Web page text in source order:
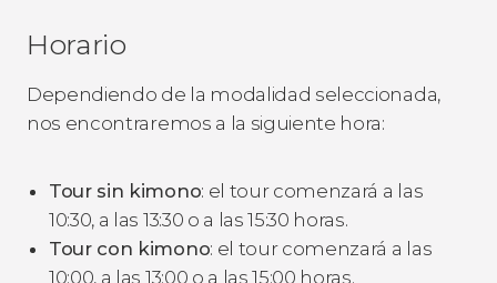
Horario
Dependiendo de la modalidad seleccionada,
nos encontraremos a la siguiente hora:
Tour sin kimono: el tour comenzará a las
10:30, a las 13:30 o a las 15:30 horas.
Tour con kimono: el tour comenzará a las
10:00, a las 13:00 o a las 15:00 horas.